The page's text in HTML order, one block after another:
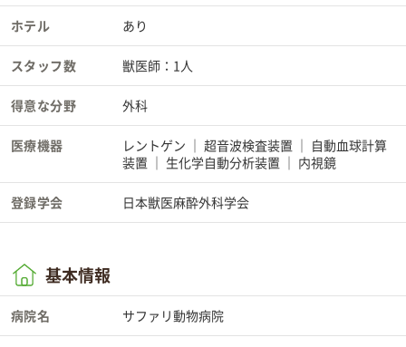
ホテル あり
スタッフ数 獣医師：1人
得意な分野 外科
医療機器 レントゲン 超音波検査装置
自動血球計算
装置
生化学自動分析装置 内視鏡
登録学会 日本獣医麻酔外科学会
基本情報
病院名 サファリ動物病院